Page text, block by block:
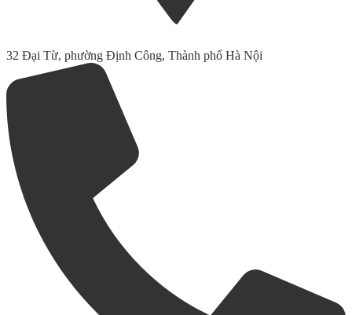
32 Đại Từ, phường Định Công, Thành phố Hà Nội